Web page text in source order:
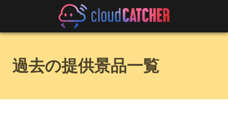
過去の提供景品一覧